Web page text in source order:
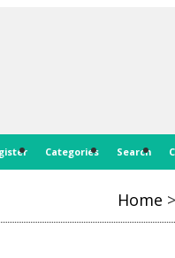
Categories Search
Home